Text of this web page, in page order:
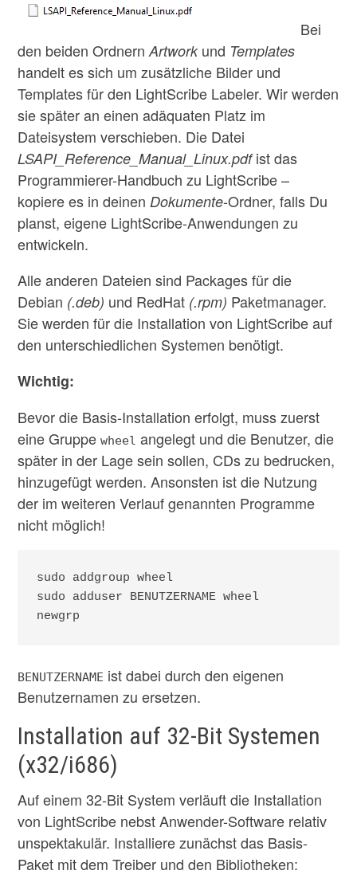
Bei
den beiden OrdnernArtworkund Templates
handelt es sich um zusätzliche Bilder und
Templates für den LightScribe Labeler. Wir werden
sie später an einen adäquaten Platz im
Dateisystem verschieben. Die Datei
LSAPI_Reference_Manual_Linux.pdfist das
Programmierer-Handbuch zu LightScribe –
kopiere es in deinen Dokumente-Ordner, falls Du
planst, eigene LightScribe-Anwendungen zu
entwickeln.
Alle anderen Dateien sind Packages für die
Debian (.deb) und RedHat (.rpm) Paketmanager.
Sie werden für die Installation von LightScribe auf
den unterschiedlichen Systemen benötigt.
Wichtig:
Bevor die Basis-Installation erfolgt, muss zuerst
eine Gruppewheel angelegt und die Benutzer, die
später in der Lage sein sollen, CDs zu bedrucken,
hinzugefügt werden. Ansonsten ist die Nutzung
der im weiteren Verlauf genannten Programme
nicht möglich!
sudo addgroup wheel
sudo adduser BENUTZERNAME wheel
newgrp
BENUTZERNAME ist dabei durch den eigenen
Benutzernamen zu ersetzen.
Installation auf 32-Bit Systemen
(x32/i686)
Auf einem 32-Bit System verläuft die Installation
von LightScribe nebst Anwender-Software relativ
unspektakulär. Installiere zunächst das Basis-
Paket mit dem Treiber und den Bibliotheken: